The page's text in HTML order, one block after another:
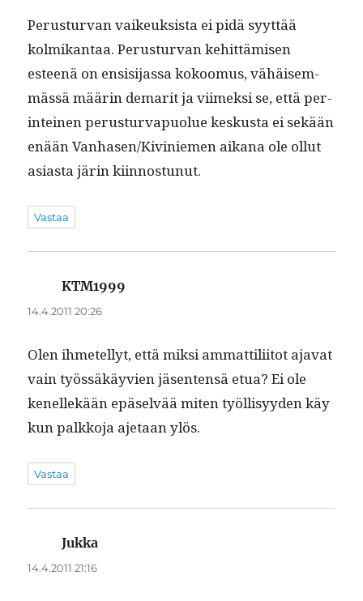
Perus­tur­van vaikeuk­sista ei pidä syyt­tää
kolmikan­taa. Perus­tur­van kehit­tämisen
esteenä on ensisi­jas­sa kokoomus, vähäisem­
mässä määrin demar­it ja viimek­si se, että per­
in­teinen perus­tur­va­puolue keskus­ta ei sekään
enään Vanhasen/Kiviniemen aikana ole ollut
asi­as­ta järin kiinnostunut.
Vastaa
KTM1999
14.4.2011 20:26
Olen ihme­tel­lyt, että mik­si ammat­tili­itot aja­vat
vain työssäkäyvien jäsen­ten­sä etua? Ei ole
kenellekään epä­selvää miten työl­lisyy­den käy
kun palkko­ja aje­taan ylös.
Vastaa
Jukka
14.4.2011 21:16